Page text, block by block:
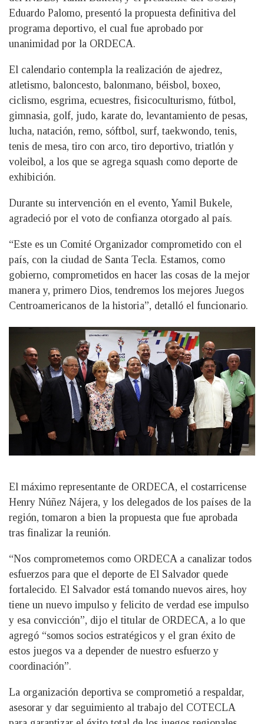
Eduardo Palomo, presentó la propuesta definitiva del
programa deportivo, el cual fue aprobado por
unanimidad por la ORDECA.
El calendario contempla la realización de ajedrez,
atletismo, baloncesto, balonmano, béisbol, boxeo,
ciclismo, esgrima, ecuestres, fisicoculturismo, fútbol,
gimnasia, golf, judo, karate do, levantamiento de pesas,
lucha, natación, remo, sóftbol, surf, taekwondo, tenis,
tenis de mesa, tiro con arco, tiro deportivo, triatlón y
voleibol, a los que se agrega squash como deporte de
exhibición.
Durante su intervención en el evento, Yamil Bukele,
agradeció por el voto de confianza otorgado al país.
“Este es un Comité Organizador comprometido con el
país, con la ciudad de Santa Tecla. Estamos, como
gobierno, comprometidos en hacer las cosas de la mejor
manera y, primero Dios, tendremos los mejores Juegos
Centroamericanos de la historia”, detalló el funcionario.
El máximo representante de ORDECA, el costarricense
Henry Núñez Nájera, y los delegados de los países de la
región, tomaron a bien la propuesta que fue aprobada
tras finalizar la reunión.
“Nos comprometemos como ORDECA a canalizar todos
esfuerzos para que el deporte de El Salvador quede
fortalecido. El Salvador está tomando nuevos aires, hoy
tiene un nuevo impulso y felicito de verdad ese impulso
y esa convicción”, dijo el titular de ORDECA, a lo que
agregó “somos socios estratégicos y el gran éxito de
estos juegos va a depender de nuestro esfuerzo y
coordinación”.
La organización deportiva se comprometió a respaldar,
asesorar y dar seguimiento al trabajo del COTECLA